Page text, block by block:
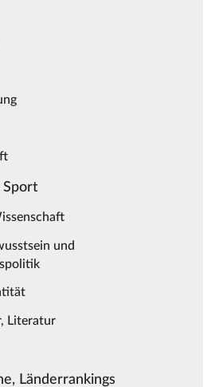
Sport
und
Literatur
Länderrankings